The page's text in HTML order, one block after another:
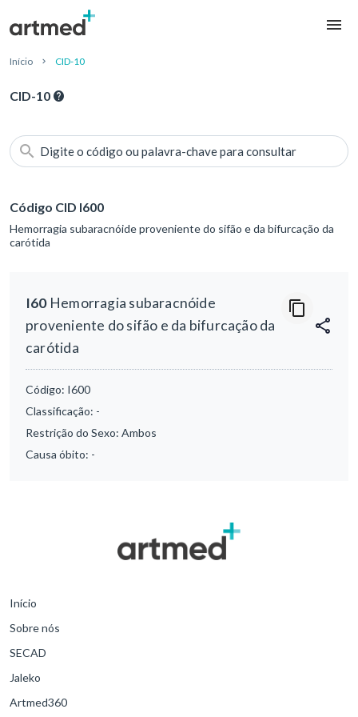
Início CID-10
CID-10
Digite o código ou palavra-chave para consultar
Código CID I600
Hemorragia subaracnóide proveniente do sifão e da bifurcação da
carótida
I60Hemorragia subaracnóide
proveniente do sifão e da bifurcação da
carótida
Código: I600
Classificação: -
Restrição do Sexo: Ambos
Causa óbito: -
Início
Sobre nós
SECAD
Jaleko
Artmed360